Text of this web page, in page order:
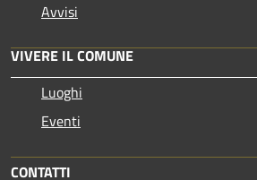
Avvisi
VIVERE IL COMUNE
Luoghi
Eventi
CONTATTI